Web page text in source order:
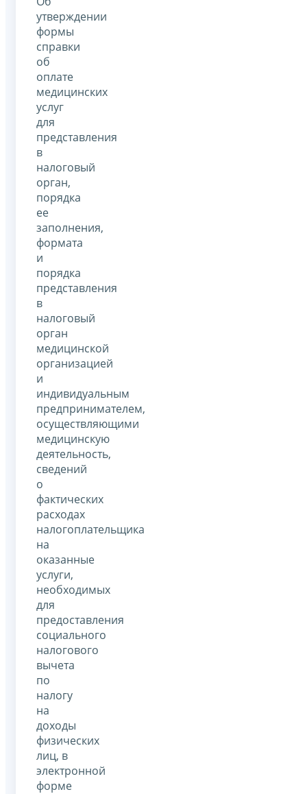
утверждении
формы
справки
об
оплате
медицинских
услуг
для
представления
в
налоговый
орган,
порядка
ее
заполнения,
формата
и
порядка
представления
в
налоговый
орган
медицинской
организацией
и
индивидуальным
предпринимателем,
осуществляющими
медицинскую
деятельность,
сведений
о
фактических
расходах
налогоплательщика
на
оказанные
услуги,
необходимых
для
предоставления
социального
налогового
вычета
по
налогу
на
доходы
физических
лиц, в
электронной
форме